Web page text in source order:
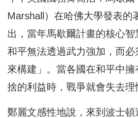
Marshall）在哈佛大學發表的
出，當年馬歇爾計畫的核心
和平無法透過武力強加，而
來構建」。當各國在和平中擁
捨的利益時，戰爭就會失去理
鄭麗文感性地說，來到波士